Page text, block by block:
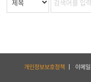
개인정보보호정책 이메